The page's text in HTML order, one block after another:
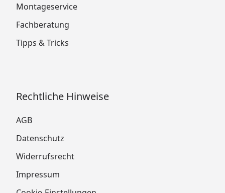
Montageservice
Fachberatung
Tipps & Tricks
Rechtliche Hinweise
AGB
Datenschutz
Widerrufsrecht
Impressum